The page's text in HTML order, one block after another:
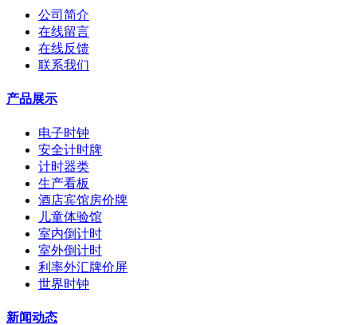
公司简介
在线留言
在线反馈
联系我们
产品展示
电子时钟
安全计时牌
计时器类
生产看板
酒店宾馆房价牌
儿童体验馆
室内倒计时
室外倒计时
利率外汇牌价屏
世界时钟
新闻动态